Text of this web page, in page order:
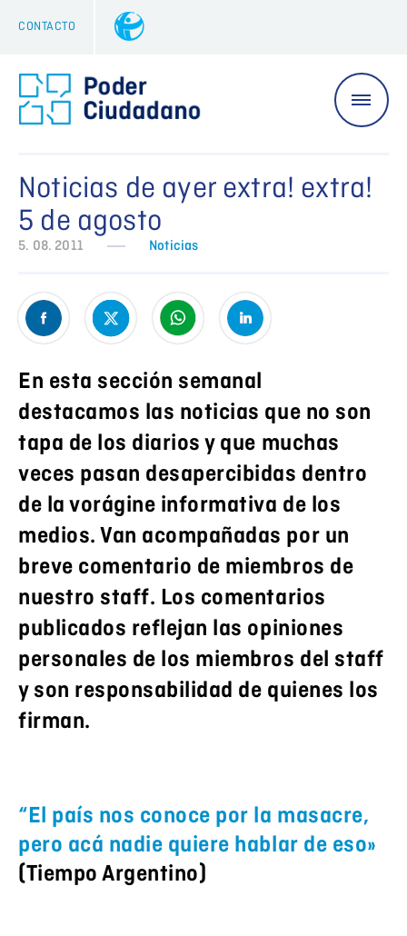
CONTACTO
Noticias de ayer extra! extra!
5 de agosto
5. 08. 2011 Noticias
En esta sección semanal
destacamos las noticias que no son
tapa de los diarios y que muchas
veces pasan desapercibidas dentro
de la vorágine informativa de los
medios. Van acompañadas por un
breve comentario de miembros de
nuestro staff. Los comentarios
publicados reflejan las opiniones
personales de los miembros del staff
y son responsabilidad de quienes los
firman.
“El país nos conoce por la masacre,
pero acá nadie quiere hablar de eso»
(Tiempo Argentino)